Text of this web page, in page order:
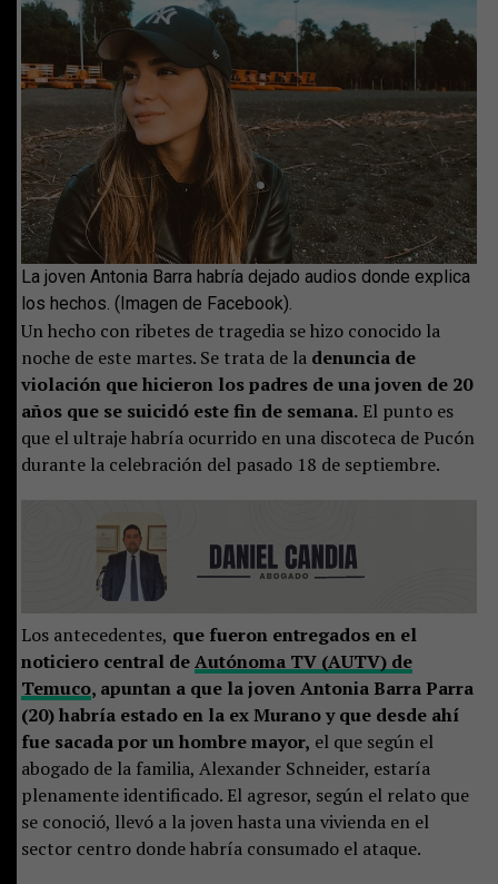
La joven Antonia Barra habría dejado audios donde explica
los hechos. (Imagen de Facebook).
Un hecho con ribetes de tragedia se hizo conocido la
noche de este martes. Se trata de la denuncia de
violación que hicieron los padres de una joven de 20
años que se suicidó este fin de semana.El punto es
que el ultraje habría ocurrido en una discoteca de Pucón
durante la celebración del pasado 18 de septiembre.
Los antecedentes, que fueron entregados en el
noticiero central deAutónoma TV (AUTV) de
Temuco, apuntan a que la joven Antonia Barra Parra
(20) habría estado en la ex Murano y que desde ahí
fue sacada por un hombre mayor, el que según el
abogado de la familia, Alexander Schneider, estaría
plenamente identificado. El agresor, según el relato que
se conoció, llevó a la joven hasta una vivienda en el
sector centro donde habría consumado el ataque.